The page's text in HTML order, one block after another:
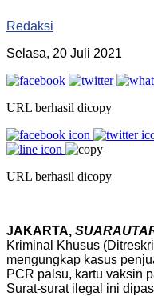
Redaksi
Selasa, 20 Juli 2021
URL berhasil dicopy
URL berhasil dicopy
JAKARTA,
Kriminal Khusus
mengungkap kasus
PCR palsu, kartu vaksin
Surat-surat ilegal ini